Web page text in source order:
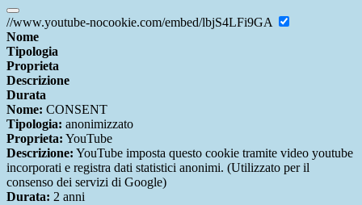
//www.youtube-nocookie.com/embed/lbjS4LFi9GA
Nome
Tipologia
Proprieta
Descrizione
Durata
Nome: CONSENT
Tipologia: anonimizzato
Proprieta: YouTube
Descrizione: YouTube imposta questo cookie tramite video youtube
incorporati e registra dati statistici anonimi. (Utilizzato per il
consenso dei servizi di Google)
Durata: 2 anni